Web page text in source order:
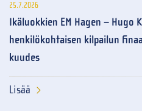
25.7.2026
Ikäluokkien EM Hagen – Hugo
henkilökohtaisen kilpailun
kuudes
Lisää